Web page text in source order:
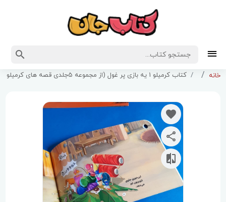
خانه کتاب کرمیلو 1 یه بازی پر غول (از مجموعه 5جلدی قصه های کرمیلو )